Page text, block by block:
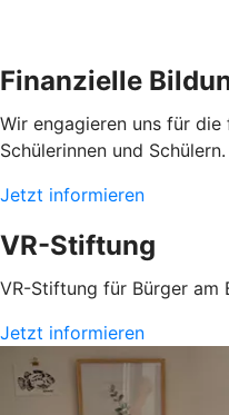
Finanzielle
Wir engagieren uns für
Schülerinnen und Schülern.
Jetzt informieren
VR-Stiftung
VR-Stiftung für Bürger am
Jetzt informieren